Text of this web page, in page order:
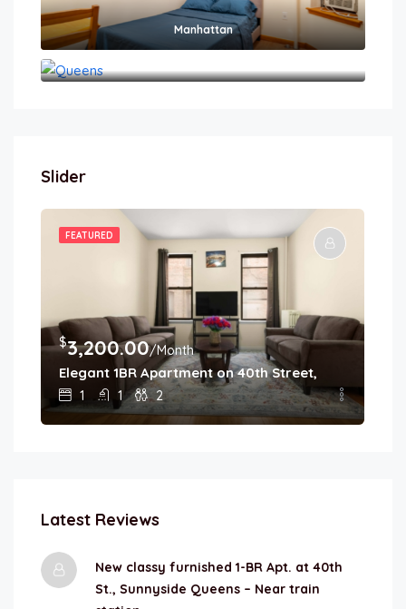
Manhattan
Slider
FEATURED
$3,200.00/Month
Elegant 1BR Apartment on 40th Street, Sunnyside
1 1 2
Latest Reviews
New classy furnished 1-BR Apt. at 40th
St., Sunnyside Queens – Near train